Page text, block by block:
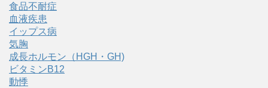
食品不耐症
血液疾患
イップス病
気胸
成長ホルモン（HGH・GH)
ビタミンB12
動悸